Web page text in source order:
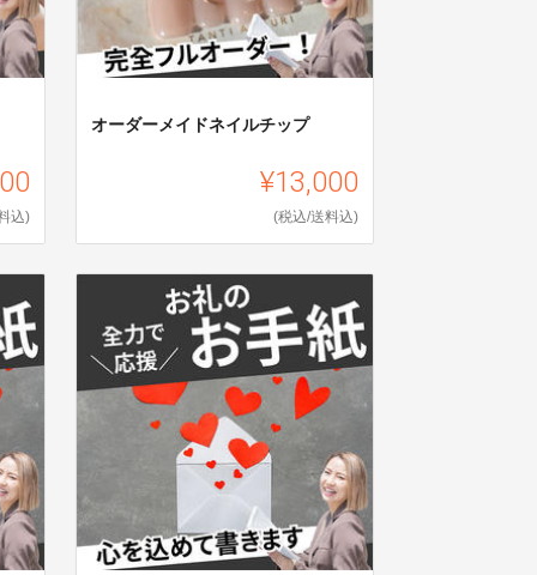
込)
オーダーメイドネイルチップ
¥13,000
(税込/送料込)